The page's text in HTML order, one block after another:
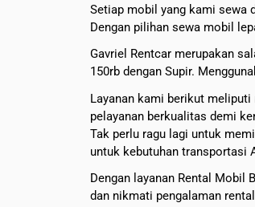
Setiap mobil yang kami sewa
Dengan pilihan sewa mobil
Gavriel Rentcar merupakan
150rb dengan Supir.
Layanan kami berikut
pelayanan berkualitas demi
Tak perlu ragu lagi untuk
untuk kebutuhan transportasi
Dengan layanan Rental Mobil
dan nikmati pengalaman